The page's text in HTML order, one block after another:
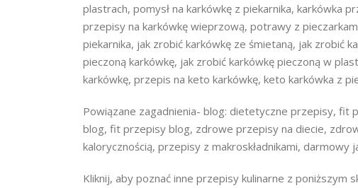
plastrach, pomysł na karkówkę z piekarnika, karkówka
przepisy na karkówkę wieprzową, potrawy z
piekarnika, jak zrobić karkówkę ze śmietaną, jak zrobić
pieczoną karkówkę, jak zrobić karkówkę pieczoną w
karkówkę, przepis na keto karkówkę, keto karkówka z
Powiązane zagadnienia- blog: dietetyczne przepisy,
blog, fit przepisy blog, zdrowe przepisy na diecie,
kalorycznością, przepisy z makroskładnikami, darmowy
Kliknij, aby poznać inne przepisy kulinarne z poniższym